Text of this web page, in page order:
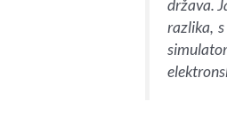
država.
razlika,